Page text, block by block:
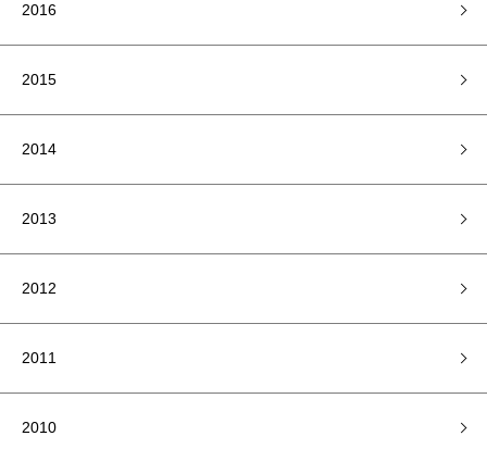
2016
2015
2014
2013
2012
2011
2010